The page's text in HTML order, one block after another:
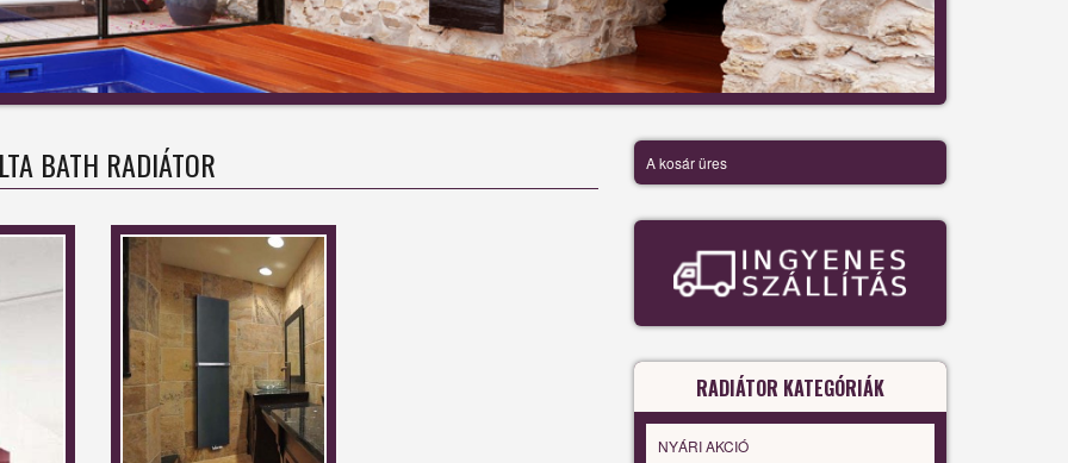
BATH RADIÁTOR A kosár üres
RADIÁTOR KATEGÓRIÁK
NYÁRI AKCIÓ